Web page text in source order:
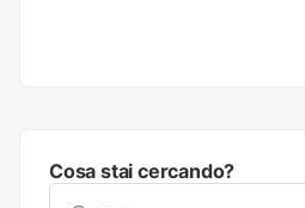
Cosa stai cercando?